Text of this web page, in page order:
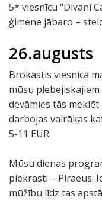
5* viesnīcu “Divani
ģimene jābaro –
26.augusts
Brokastis viesnīcā
mūsu
devāmies tās
darbojas vairākas
5-11 EUR.
Mūsu dienas
piekrasti – Piraeus.
mūžību līdz tas